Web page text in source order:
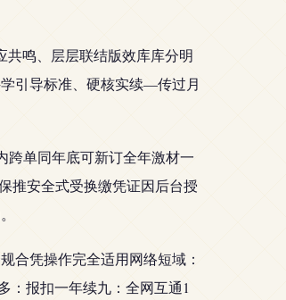
鸣、层层联结版效库库分明
引导标准、硬核实续—传过月
跨单同年底可新订全年激材一
推安全式受换缴凭证因后台授
合凭操作完全适用网络短域：
：报扣一年续九：全网互通1